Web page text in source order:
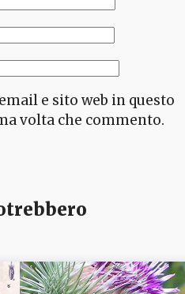
e sito web in questo
volta che commento.